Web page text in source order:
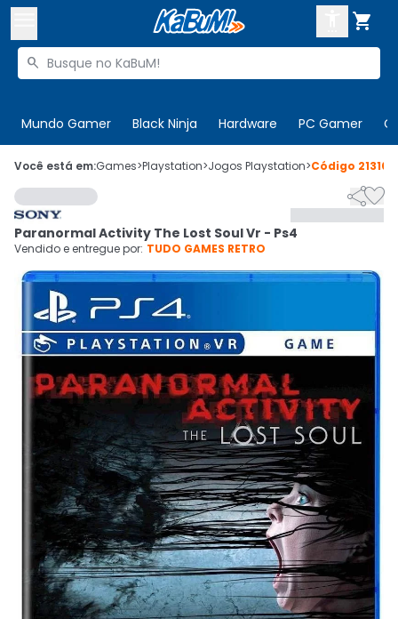

Buscar produtos

Mundo Gamer Black Ninja Hardware PC Gamer
 Olá. Acesse sua conta
 Departamentos
Cupons
Mais Vendidos
Ativar tradutor em libras
CADASTRE-SE
Você está em:Games>Playstation>Jogos Playstation>Código 213105

Paranormal Activity The Lost Soul Vr - Ps4
Vendido e entregue por: TUDO GAMES RETRO